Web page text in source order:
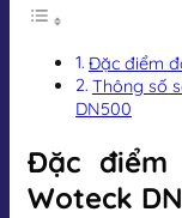
Đặc điểm
Thông số
DN500
Đặc
Woteck